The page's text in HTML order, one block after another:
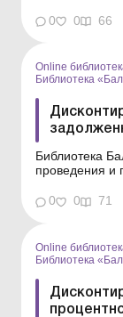
возвратной
&nd...
0 0 66
Online
Библиотека
Библиотека
проведения и
долгосрочной
0 0 71
Online
Библиотека